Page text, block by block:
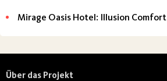
Mirage Oasis Hotel: Illusion Comfort
Über das Projekt